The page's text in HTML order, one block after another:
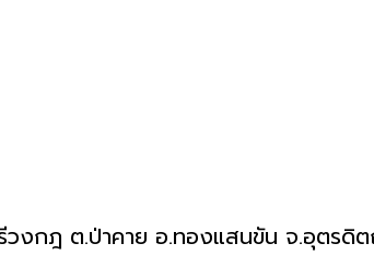
วงกฎ ต.ป่าคาย อ.ทองแสนขัน จ.อุตร